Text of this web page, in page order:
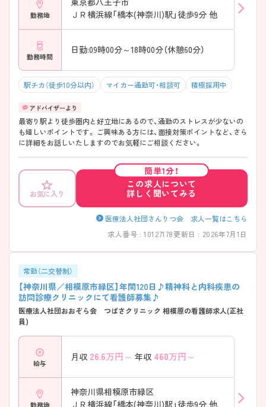
勤務地
ＪＲ横浜線「橋本(神奈川)駅」徒歩9分 他
勤務時間
日勤:09時00分～18時00分（休憩60分）
駅チカ（徒歩10分以内） マイカー通勤可・相談可 積極採用中
最寄り駅より徒歩圏内と好立地にあるので、通勤のストレスが少ないの
も嬉しいポイントです。 ご興味ある方には、面接対策ポイントなど、さら
に詳細をお話しいたしますのでお気軽にご相談ください。
お気に入り
簡単1分！
この求人について
詳しく聞いてみる
医療法人社団さんりつ会 求人一覧はこちら
求人番号 : 10127178更新日 : 2026年7月1日
常勤（二交替制）
【神奈川県／相模原市緑区】年間120日♪精神科と内科疾患の
訪問診療クリニックにて看護師募集♪
医療法人社団おおぞら会 つばさクリニック 相模原の看護師求人(正社
員)
給与
月収 26.6万円～ 年収 460万円～
勤務地
神奈川県相模原市緑区
ＪＲ横浜線「橋本(神奈川)駅」徒歩9分 他